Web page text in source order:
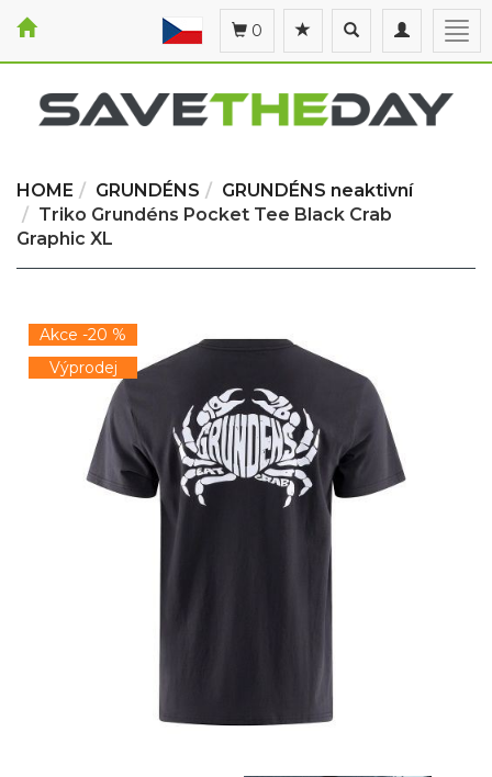
Toggle
navigation
Toggle
search
0
HOME GRUNDÉNS
GRUNDÉNS neaktivní
Triko Grundéns Pocket Tee Black Crab
Graphic XL
Akce -20 %
Výprodej